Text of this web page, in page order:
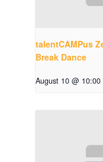
talentCAMPus
Break Dance
August 10 @ 10:00